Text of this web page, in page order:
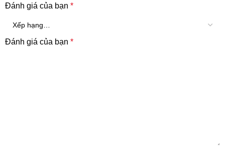
Đánh giá của bạn*
Đánh giá của bạn*